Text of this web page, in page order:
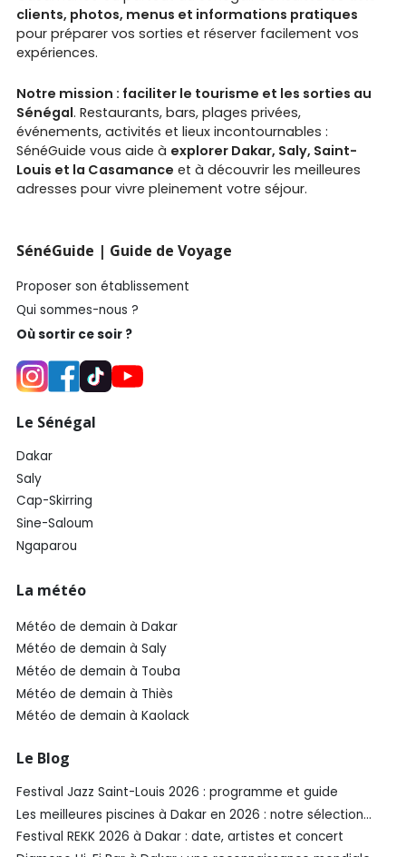
clients, photos, menus et informations pratiques
pour préparer vos sorties et réserver facilement vos
expériences.
Notre mission : faciliter le tourisme et les sorties au
Sénégal. Restaurants, bars, plages privées,
événements, activités et lieux incontournables :
SénéGuide vous aide à explorer Dakar, Saly, Saint-
Louis et la Casamance et à découvrir les meilleures
adresses pour vivre pleinement votre séjour.
SénéGuide | Guide de Voyage
Proposer son établissement
Qui sommes-nous ?
Où sortir ce soir ?
Le Sénégal
Dakar
Saly
Cap-Skirring
Sine-Saloum
Ngaparou
La météo
Météo de demain à Dakar
Météo de demain à Saly
Météo de demain à Touba
Météo de demain à Thiès
Météo de demain à Kaolack
Le Blog
Festival Jazz Saint-Louis 2026 : programme et guide
Les meilleures piscines à Dakar en 2026 : notre sélection
SénéGuide
Festival REKK 2026 à Dakar : date, artistes et concert